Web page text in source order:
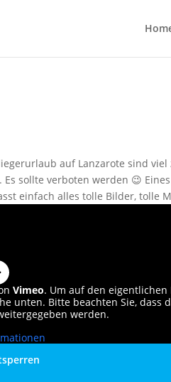
auf Lanzarote sind viel
sollte verboten werden 😉
einfach alles tolle Bilder, tolle
Vimeo. Um auf den
unten. Bitte beachten Sie, dass
werden.